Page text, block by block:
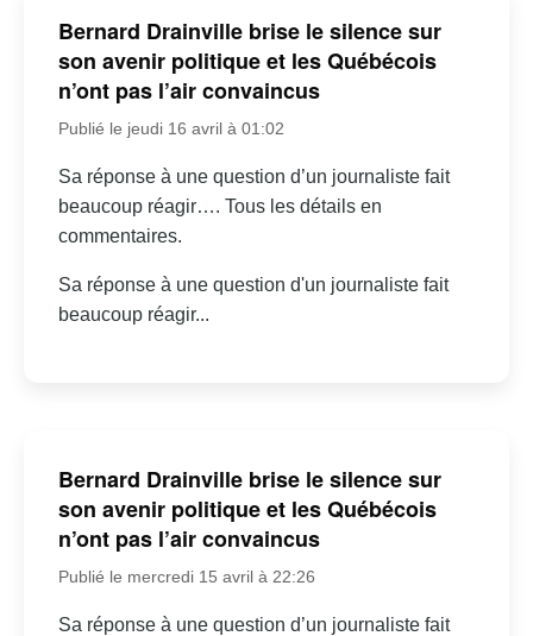
Bernard Drainville brise le silence sur
son avenir politique et les Québécois
n’ont pas l’air convaincus
Publié le jeudi 16 avril à 01:02
Sa réponse à une question d’un journaliste fait
beaucoup réagir…. Tous les détails en
commentaires.
Sa réponse à une question d'un journaliste fait
beaucoup réagir...
Bernard Drainville brise le silence sur
son avenir politique et les Québécois
n’ont pas l’air convaincus
Publié le mercredi 15 avril à 22:26
Sa réponse à une question d’un journaliste fait